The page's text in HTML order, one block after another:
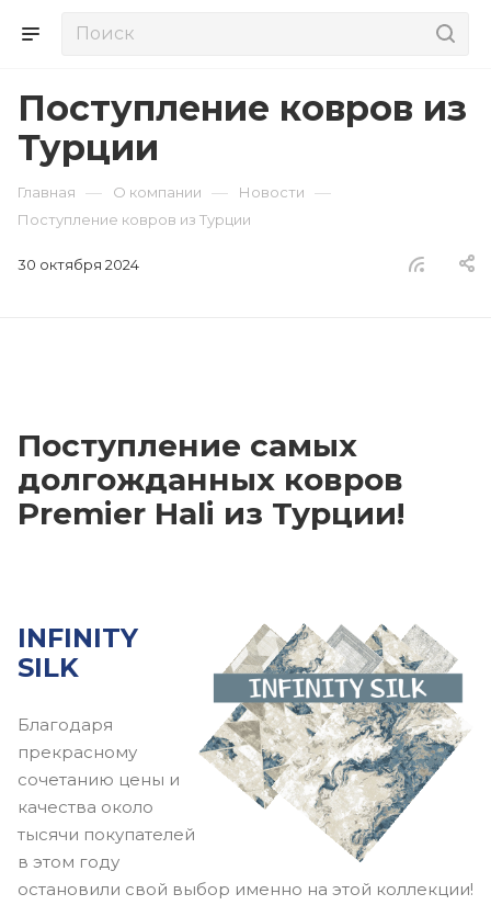
Поступление ковров из
Турции
Главная — О компании — Новости —
Поступление ковров из Турции
30 октября 2024
Поступление самых
долгожданных ковров
Premier Hali из Турции!
INFINITY
SILK
Благодаря
прекрасному
сочетанию цены и
качества около
тысячи покупателей
в этом году
остановили свой выбор именно на этой коллекции!